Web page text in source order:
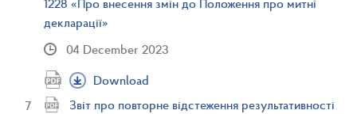
декларації»
04 December 2023
Download
Звіт про повторне відстеження результативності